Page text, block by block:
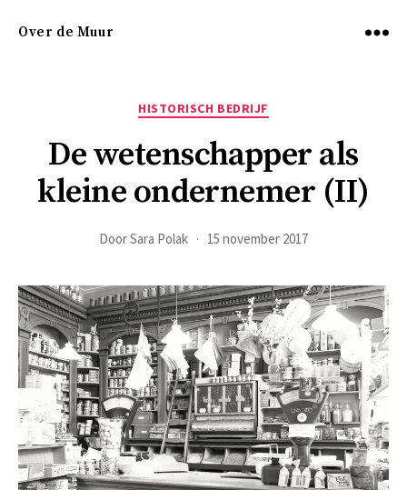
Over de Muur
Categorieën
HISTORISCH BEDRIJF
De wetenschapper als
kleine ondernemer (II)
DoorSara Polak 15 november 2017